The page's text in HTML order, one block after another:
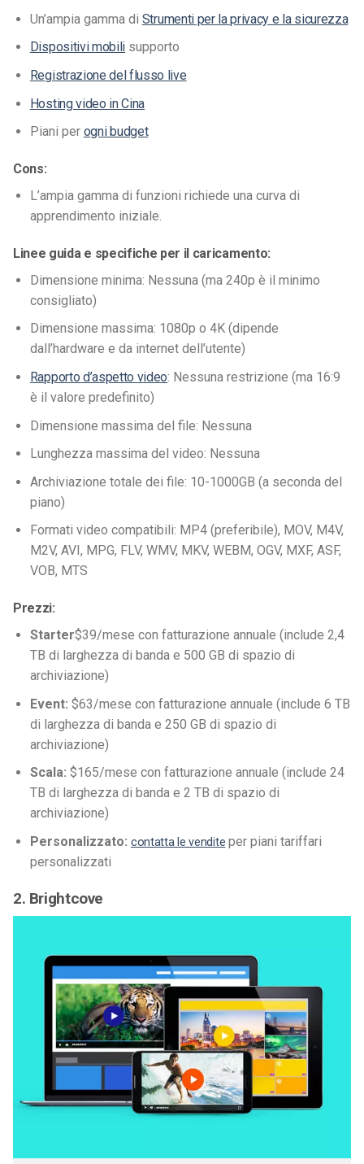
Un’ampia gamma di Strumenti per la privacy e la sicurezza
Dispositivi mobili supporto
Registrazione del flusso live
Hosting video in Cina
Piani per ogni budget
Cons:
L’ampia gamma di funzioni richiede una curva di
apprendimento iniziale.
Linee guida e specifiche per il caricamento:
Dimensione minima: Nessuna (ma 240p è il minimo
consigliato)
Dimensione massima: 1080p o 4K (dipende
dall’hardware e da internet dell’utente)
Rapporto d’aspetto video: Nessuna restrizione (ma 16:9
è il valore predefinito)
Dimensione massima del file: Nessuna
Lunghezza massima del video: Nessuna
Archiviazione totale dei file: 10-1000GB (a seconda del
piano)
Formati video compatibili: MP4 (preferibile), MOV, M4V,
M2V, AVI, MPG, FLV, WMV, MKV, WEBM, OGV, MXF, ASF,
VOB, MTS
Prezzi:
Starter$39/mese con fatturazione annuale (include 2,4
TB di larghezza di banda e 500 GB di spazio di
archiviazione)
Event: $63/mese con fatturazione annuale (include 6 TB
di larghezza di banda e 250 GB di spazio di
archiviazione)
Scala: $165/mese con fatturazione annuale (include 24
TB di larghezza di banda e 2 TB di spazio di
archiviazione)
Personalizzato: contatta le vendite per piani tariffari
personalizzati
2. Brightcove